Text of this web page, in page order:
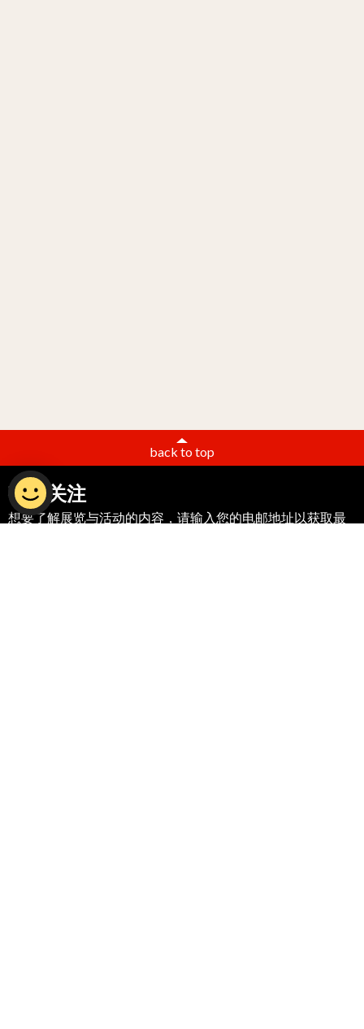
back to top
敬请关注
想要了解展览与活动的内容，请输入您的电邮地址以获取最